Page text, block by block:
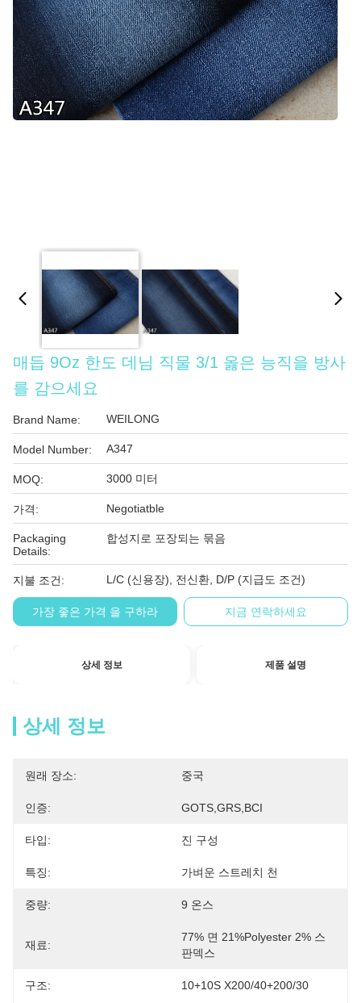
매듭 9Oz 한도 데님 직물 3/1 옳은 능직을 방사
를 감으세요
Brand Name: WEILONG
Model Number: A347
MOQ: 3000 미터
가격: Negotiatble
Packaging
Details:
합성지로 포장되는 묶음
지불 조건: L/C (신용장), 전신환, D/P (지급도 조건)
가장 좋은 가격 을 구하라 지금 연락하세요
상세 정보 제품 설명
상세 정보
원래 장소: 중국
인증: GOTS,GRS,BCI
타입: 진 구성
특징: 가벼운 스트레치 천
중량: 9 온스
재료:
77% 면 21%Polyester 2% 스
판덱스
구조: 10+10S X200/40+200/30